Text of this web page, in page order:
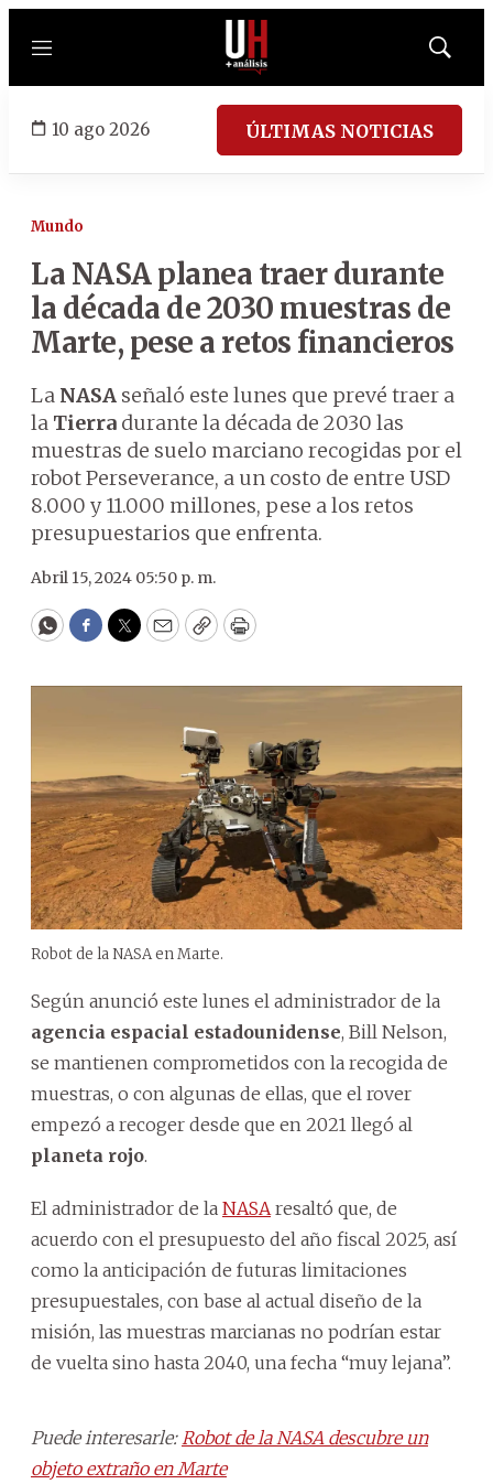
Menú
Mostrar
10 ago 2026 ÚLTIMAS NOTICIAS
Mundo
La NASA planea traer durante
la década de 2030 muestras de
Marte, pese a retos financieros
La NASA señaló este lunes que prevé traer a
la Tierra durante la década de 2030 las
muestras de suelo marciano recogidas por el
robot Perseverance, a un costo de entre USD
8.000 y 11.000 millones, pese a los retos
presupuestarios que enfrenta.
Abril 15, 2024 05:50 p. m.
WhatsApp
Facebook
Twitter
EmailCopyPrint
Robot de la NASA en Marte.
Según anunció este lunes el administrador de la
agencia espacial estadounidense, Bill Nelson,
se mantienen comprometidos con la recogida de
muestras, o con algunas de ellas, que el rover
empezó a recoger desde que en 2021 llegó al
planeta rojo.
El administrador de la NASA resaltó que, de
acuerdo con el presupuesto del año fiscal 2025, así
como la anticipación de futuras limitaciones
presupuestales, con base al actual diseño de la
misión, las muestras marcianas no podrían estar
de vuelta sino hasta 2040, una fecha “muy lejana”.
Puede interesarle: Robot de la NASA descubre un
objeto extraño en Marte